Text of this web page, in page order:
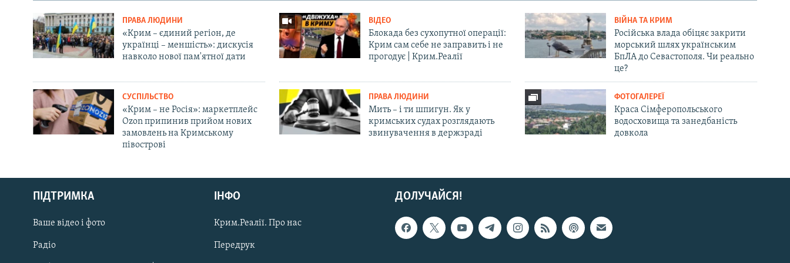
Русский
Qırımtatar
ДОЛУЧАЙСЯ!
ПРАВА ЛЮДИНИ
«Крим – єдиний регіон, де
українці – меншість»: дискусія
навколо нової пам'ятної дати
ВІДЕО
Блокада без сухопутної операції:
Крим сам себе не заправить і не
прогодує | Крим.Реалії
ВІЙНА ТА КРИМ
Російська влада обіцяє закрити
морський шлях українським
БпЛА до Севастополя. Чи реально
це?
СУСПІЛЬСТВО
«Крим – не Росія»: маркетплейс
Ozon припинив прийом нових
замовлень на Кримському
півострові
ПРАВА ЛЮДИНИ
Мить – і ти шпигун. Як у
кримських судах розглядають
звинувачення в держзраді
ФОТОГАЛЕРЕЇ
Краса Сімферопольського
водосховища та занедбаність
довкола
ДОЛУЧАЙСЯ!
ПІДТРИМКА
Ваше відео і фото
Радіо
ІНФО
Крим.Реалії. Про нас
Передрук